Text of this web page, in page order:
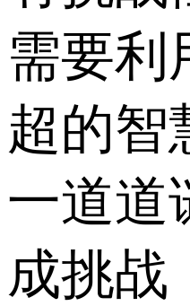
需要利
超的智
一道道
成挑战